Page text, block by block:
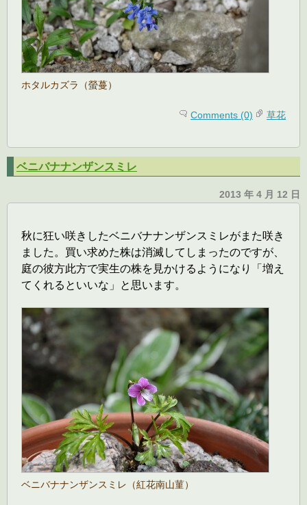
ホタルカズラ（螢蔓）
Comments (0) 草花
ベニバナナンザンスミレ
2013 年 4 月 12 日
秋に狂い咲きしたベニバナナンザンスミレがまた咲き
ました。買い求めた株は消滅してしまったのですが、
庭の彼方此方で実生の株を見かけるようになり「増え
てくれるといいな」と思います。
ベニバナナンザンスミレ（紅花南山菫）